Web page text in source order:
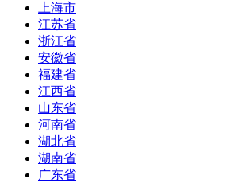
上海市
江苏省
浙江省
安徽省
福建省
江西省
山东省
河南省
湖北省
湖南省
广东省